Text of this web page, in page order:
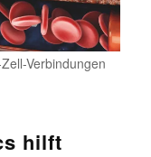
Verbindungen
hilft